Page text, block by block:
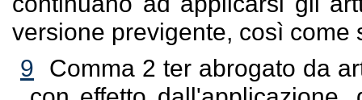
versione previgente, così come
9
Comma 2 ter abrogato da